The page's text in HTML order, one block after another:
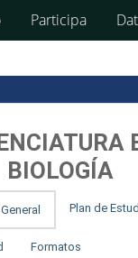
Participa
BIOLOGÍA
Plan de
Formatos